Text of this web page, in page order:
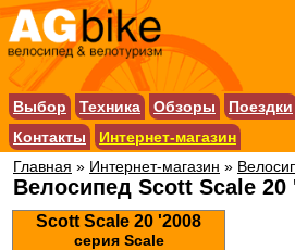
Выбор Техника Обзоры Поездки
Контакты
Интернет-магазин
Главная » Интернет-магазин »
Велосипед Scott Scale 20
Scott Scale 20 '2008
серия Scale